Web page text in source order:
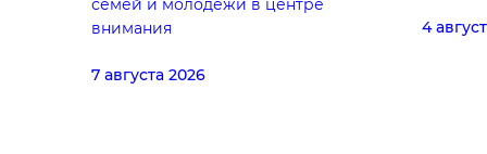
семей и молодёжи в центре
внимания
7 августа 2026
4